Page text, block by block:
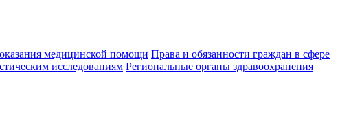
медицинской помощи Права и обязанности граждан в сфере
исследованиям Региональные органы здравоохранения